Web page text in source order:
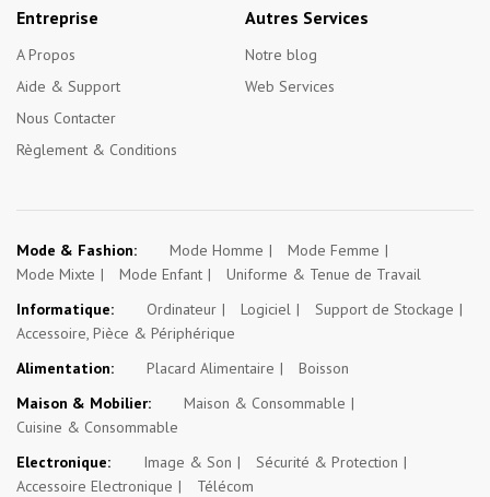
Entreprise
A Propos
Aide & Support
Nous Contacter
Règlement & Conditions
Autres Services
Notre blog
Web Services
Mode & Fashion: Mode Homme
Mode Femme
Mode Mixte
Mode Enfant
Uniforme & Tenue de Travail
Informatique:
Ordinateur Logiciel
Support de Stockage
Accessoire, Pièce & Périphérique
Alimentation:
Placard Alimentaire
Boisson
Maison & Mobilier:
Maison & Consommable
Cuisine & Consommable
Electronique:
Image & Son
Sécurité & Protection
Accessoire Electronique
Télécom